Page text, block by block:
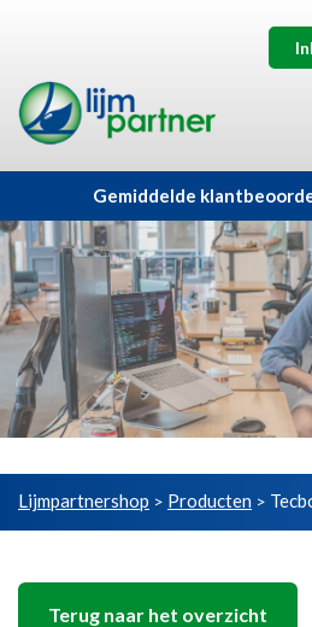
Gemiddelde
Lijmpartnershop > Producten >
Terug naar het overzicht